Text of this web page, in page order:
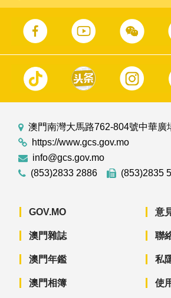
澳門南灣大馬路762-804號中華廣
https://www.gcs.gov.mo
info@gcs.gov.mo
(853)2833 2886
(853)2835
GOV.MO
澳門雜誌
澳門年鑑
澳門相簿
意
聯
私
使